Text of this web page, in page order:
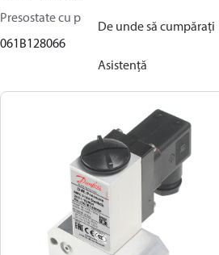
De unde să cumpărați
Asistență
Presostate cu presiune diferențială
061B128066